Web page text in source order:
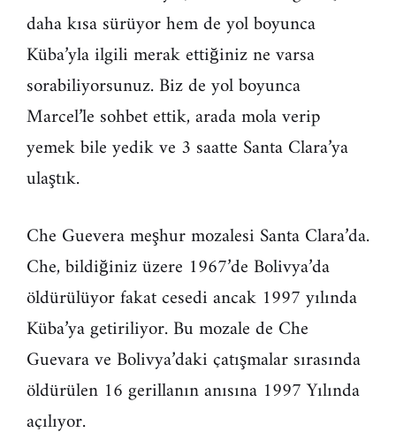
daha kısa sürüyor hem de yol boyunca
Küba’yla ilgili merak ettiğiniz ne varsa
sorabiliyorsunuz. Biz de yol boyunca
Marcel’le sohbet ettik, arada mola verip
yemek bile yedik ve 3 saatte Santa Clara’ya
ulaştık.
Che Guevera meşhur mozalesi Santa Clara’da.
Che, bildiğiniz üzere 1967’de Bolivya’da
öldürülüyor fakat cesedi ancak 1997 yılında
Küba’ya getiriliyor. Bu mozale de Che
Guevara ve Bolivya’daki çatışmalar sırasında
öldürülen 16 gerillanın anısına 1997 Yılında
açılıyor.